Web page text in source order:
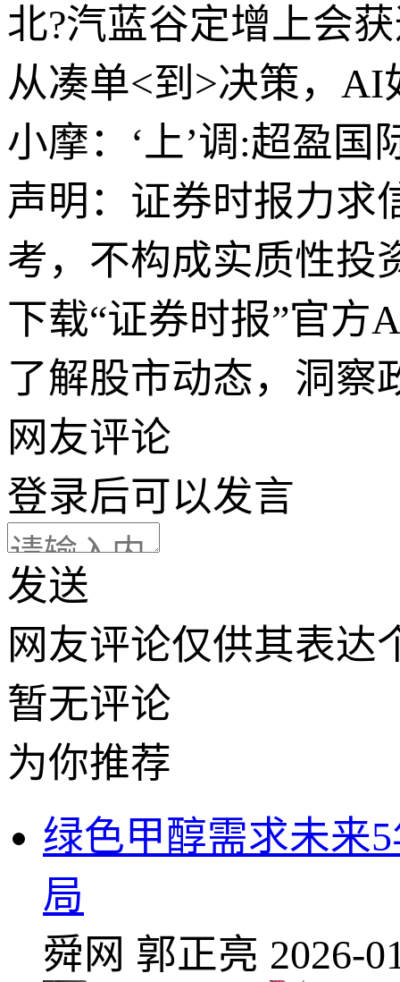
北?汽蓝谷定增上会
从凑单<到>决策，AI
小摩：‘上’调:超盈国
声明：证券时报力求
考，不构成实质性投
下载“证券时报”官方
了解股市动态，洞察
网友评论
登录后可以发言
发送
网友评论仅供其表达
暂无评论
为你推荐
绿色甲醇需求未来
局
舜网 郭正亮 2026-